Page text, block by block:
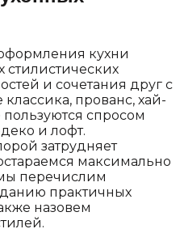
кухни
стилистических
и сочетания друг с
прованс, хай-
спросом
и лофт.
затрудняет
максимально
перечислим
практичных
назовем